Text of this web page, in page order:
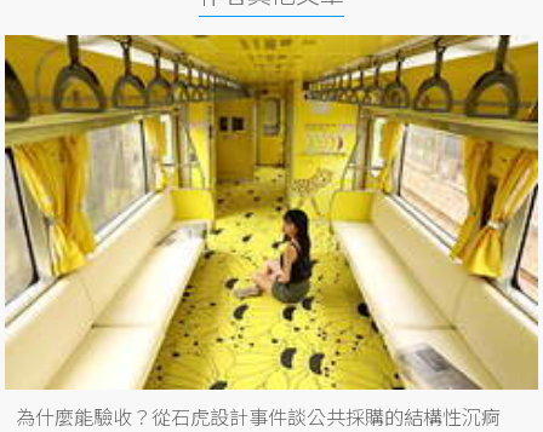
為什麼能驗收？從石虎設計事件談公共採購的結構性沉痾